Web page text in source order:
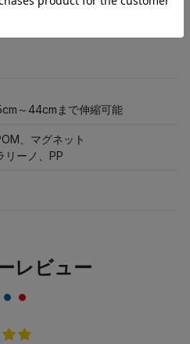
トベルト（FIT-334）
～44cmまで伸縮可能
、マグネット
リーノ、PP
レビュー